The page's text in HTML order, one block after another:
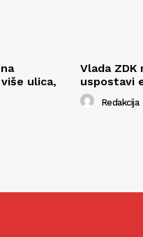
ulica,
Vlada ZDK
uspostavi
Redakcija